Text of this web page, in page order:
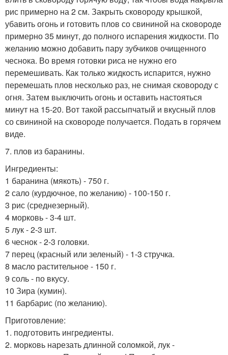
рис примерно на 2 см. Закрыть сковороду крышкой,
убавить огонь и готовить плов со свининой на сковороде
примерно 35 минут, до полного испарения жидкости. По
желанию можно добавить пару зубчиков очищенного
чеснока. Во время готовки риса не нужно его
перемешивать. Как только жидкость испарится, нужно
перемешать плов несколько раз, не снимая сковороду с
огня. Затем выключить огонь и оставить настояться
минут на 15-20. Вот такой рассыпчатый и вкусный плов
со свининой на сковороде получается. Подать в горячем
виде.
7. плов из баранины.
Ингредиенты:
1 баранина (мякоть) - 750 г.
2 сало (курдючное, по желанию) - 100-150 г.
3 рис (среднезерный).
4 морковь - 3-4 шт.
5 лук - 2-3 шт.
6 чеснок - 2-3 головки.
7 перец (красный или зеленый) - 1-3 стручка.
8 масло растительное - 150 г.
9 соль - по вкусу.
10 Зира (кумин).
11 барбарис (по желанию).
Приготовление:
1. подготовить ингредиенты.
2. морковь нарезать длинной соломкой, лук -